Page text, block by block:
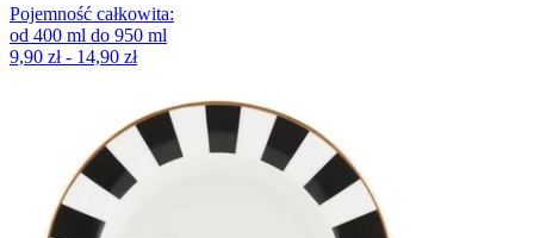
Pojemność całkowita:
od 400 ml do 950 ml
9,90 zł - 14,90 zł